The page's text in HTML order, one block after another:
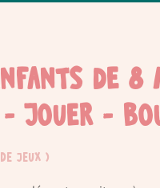
de 8
Jouer -
jeux )